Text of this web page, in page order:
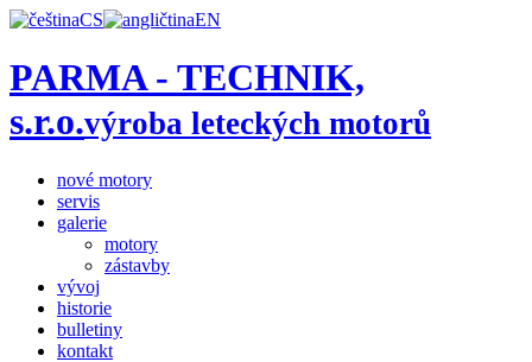
CS EN
PARMA - TECHNIK,
s.r.o.výroba leteckých motorů
nové motory
servis
galerie
motory
zástavby
vývoj
historie
bulletiny
kontakt